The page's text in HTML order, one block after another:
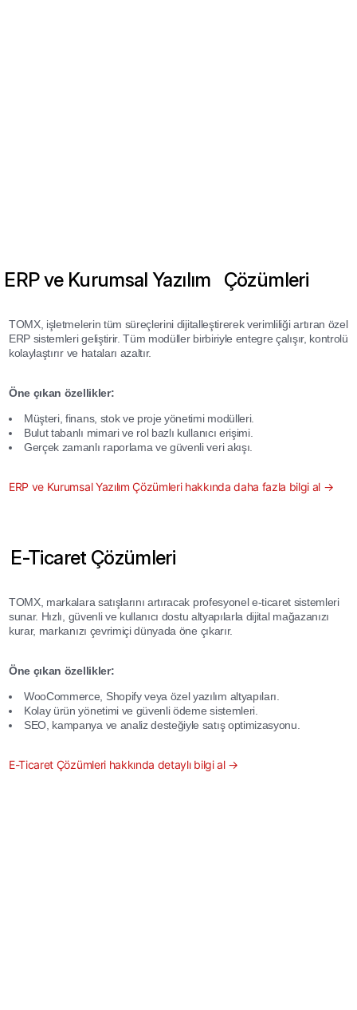
ERP ve Kurumsal Yazılım Çözümleri
TOMX, işletmelerin tüm süreçlerini dijitalleştirerek verimliliği artıran özel
ERP sistemleri geliştirir. Tüm modüller birbiriyle entegre çalışır, kontrolü
kolaylaştırır ve hataları azaltır.
Öne çıkan özellikler:
Müşteri, finans, stok ve proje yönetimi modülleri.
Bulut tabanlı mimari ve rol bazlı kullanıcı erişimi.
Gerçek zamanlı raporlama ve güvenli veri akışı.
ERP ve Kurumsal Yazılım Çözümleri hakkında daha fazla bilgi al →
E-Ticaret Çözümleri
TOMX, markalara satışlarını artıracak profesyonel e-ticaret sistemleri
sunar. Hızlı, güvenli ve kullanıcı dostu altyapılarla dijital mağazanızı
kurar, markanızı çevrimiçi dünyada öne çıkarır.
Öne çıkan özellikler:
WooCommerce, Shopify veya özel yazılım altyapıları.
Kolay ürün yönetimi ve güvenli ödeme sistemleri.
SEO, kampanya ve analiz desteğiyle satış optimizasyonu.
E-Ticaret Çözümleri hakkında detaylı bilgi al →